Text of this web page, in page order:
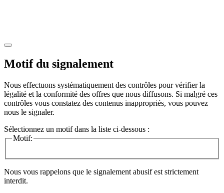
Motif du signalement
Nous effectuons systématiquement des contrôles pour vérifier la
légalité et la conformité des offres que nous diffusons. Si malgré ces
contrôles vous constatez des contenus inappropriés, vous pouvez
nous le signaler.
Sélectionnez un motif dans la liste ci-dessous :
Motif:
Nous vous rappelons que le signalement abusif est strictement
interdit.